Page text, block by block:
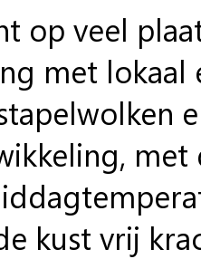
op veel
met lokaal
met
kust vrij